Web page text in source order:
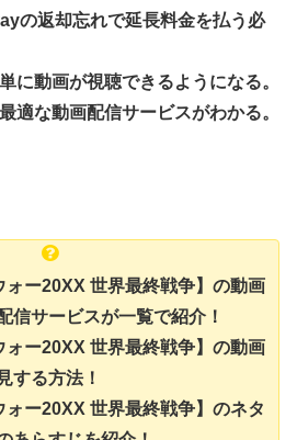
の返却忘れで延長料金を払う必
に動画が視聴できるようになる。
適な動画配信サービスがわかる。
ー20XX 世界最終戦争】の動画
信サービスが一覧で紹介！
ー20XX 世界最終戦争】の動画
する方法！
ー20XX 世界最終戦争】のネタ